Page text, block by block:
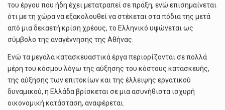
του έργου που ήδη έχει μετατραπεί σε πράξη, ενώ επισημαίνεται
ότι με τη χώρα να εξακολουθεί να στέκεται στα πόδια της μετά
από μια δεκαετή κρίση χρέους, το Ελληνικό υψώνεται ως
σύμβολο της αναγέννησης της Αθήνας.
Ενώ τα μεγάλα κατασκευαστικά έργα περιορίζονται σε πολλά
μέρη του κόσμου λόγω της αύξησης του κόστους κατασκευής,
της αύξησης των επιτοκίων και της έλλειψης εργατικού
δυναμικού, η Ελλάδα βρίσκεται σε μια ασυνήθιστα ισχυρή
οικονομική κατάσταση, αναφέρεται.